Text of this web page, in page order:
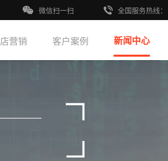
微信扫一扫 全国服务热线：
营销 客户案例 新闻中心